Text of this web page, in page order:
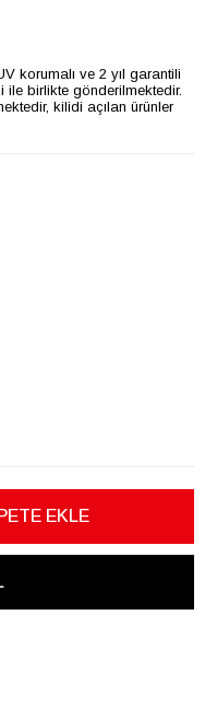
korumalı ve 2 yıl garantili
birlikte gönderilmektedir.
kilidi açılan ürünler